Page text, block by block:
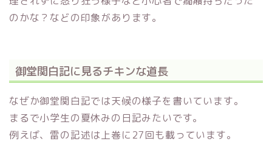
のかな？などの印象があります。
御堂関白記に見るチキンな道長
なぜか御堂関白記では天候の様子を書いています。
まるで小学生の夏休みの日記みたいです。
例えば、雷の記述は上巻に27回も載っています。